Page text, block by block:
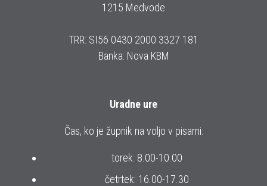
1215 Medvode
TRR: SI56 0430 2000 3327 181
Banka: Nova KBM
Uradne ure
Čas, ko je župnik na voljo v pisarni:
torek: 8.00-10.00
četrtek: 16.00-17.30